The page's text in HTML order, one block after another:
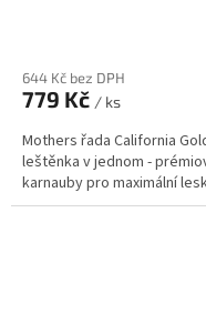
644 Kč bez DPH
779 Kč / ks
Mothers řada California
leštěnka v jednom -
karnauby pro maximální